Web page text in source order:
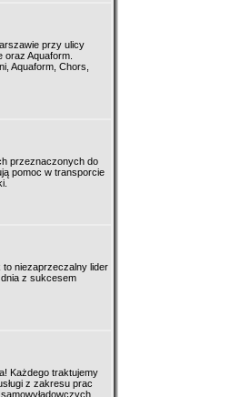
przy ulicy
Aquaform.
Aquaform, Chors,
przeznaczonych do
pomoc w transporcie
niezaprzeczalny lider
z sukcesem
Każdego traktujemy
z zakresu prac